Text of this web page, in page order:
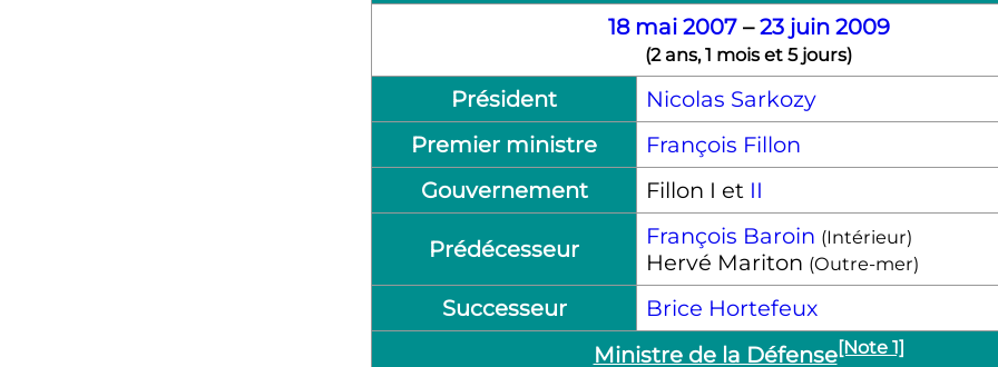
18 mai 2007–23 juin 2009
(2 ans, 1 mois et 5 jours)
Président
Nicolas Sarkozy
Premier ministre
François Fillon
Gouvernement
Fillon I et II
Prédécesseur François Baroin (Intérieur)
Hervé Mariton (Outre-mer)
Successeur
Brice Hortefeux
Ministre de la Défense[Note 1]